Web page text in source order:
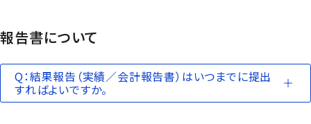
報告書について
Q：結果報告（実績／会計報告書）はいつまでに提出
すればよいですか。